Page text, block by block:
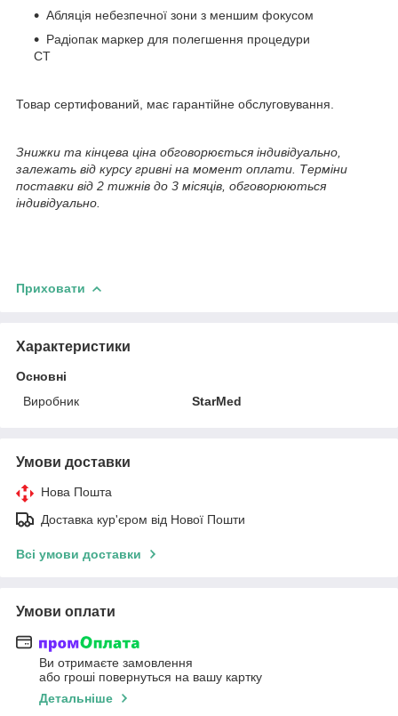
Абляція небезпечної зони з меншим фокусом
Радіопак маркер для полегшення процедури
СТ
Товар сертифований, має гарантійне обслуговування.
Знижки та кінцева ціна обговорюється індивідуально,
залежать від курсу гривні на момент оплати. Терміни
поставки від 2 тижнів до 3 місяців, обговорюються
індивідуально.
Приховати
Характеристики
Основні
Виробник
StarMed
Умови доставки
Нова Пошта
Доставка кур'єром від Нової Пошти
Всі умови доставки
Умови оплати
Ви отримаєте замовлення
або гроші повернуться на вашу картку
Детальніше